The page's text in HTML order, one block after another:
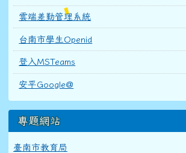
雲端差勤管理系統
台南市學生Openid
登入MSTeams
安平Google@
專題網站
臺南市教育局